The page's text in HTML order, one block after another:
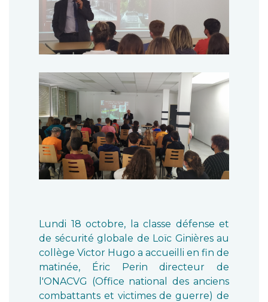
Lundi 18 octobre, la classe défense et
de sécurité globale de Loïc Ginières au
collège Victor Hugo a accueilli en fin de
matinée, Éric Perin directeur de
l'ONACVG (Office national des anciens
combattants et victimes de guerre) de